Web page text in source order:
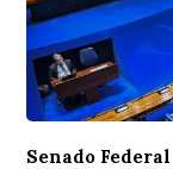
Senado Federal